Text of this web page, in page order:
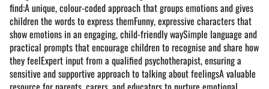
find:A unique, colour-coded approach that groups emotions and gives
children the words to express themFunny, expressive characters that
show emotions in an engaging, child-friendly waySimple language and
practical prompts that encourage children to recognise and share how
they feelExpert input from a qualified psychotherapist, ensuring a
sensitive and supportive approach to talking about feelingsA valuable